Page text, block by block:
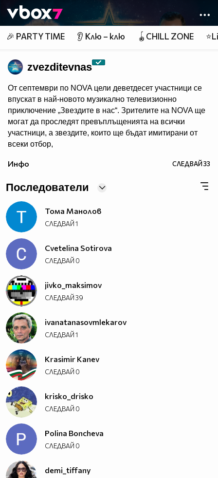
👾
🎉 PARTY TIME 👂 Клю – клю 🪀CHILL ZONE
zvezditevnas
От септември по NOVA цели деветдесет участници се
впускат в най-новото музикално телевизионно
приключение „Звездите в нас“. Зрителите на NOVA ще
могат да проследят превъплъщенията на всички
участници, а звездите, които ще бъдат имитирани от
всеки отбор,
седмица 5 отбора ще представят 5 звездни образа и
но само най-добрите ще продължат към следващия
етап на музикалното предизвикателство.
Инфо СЛЕДВАЙ33
Последователи
Тома Манолов
СЛЕДВАЙ1
Cvetelina Sotirova
СЛЕДВАЙ 0
jivko_maksimov
СЛЕДВАЙ39
ivanatanasovmlekarov
СЛЕДВАЙ1
Krasimir Kanev
СЛЕДВАЙ 0
krisko_drisko
СЛЕДВАЙ 0
Polina Boncheva
СЛЕДВАЙ 0
demi_tiffany